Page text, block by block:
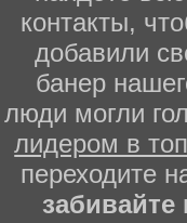
контакты,
добавили
банер
люди могли
лидером в
переходите
забивайте